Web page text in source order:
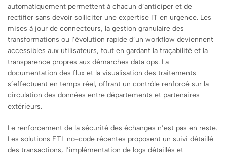
automatiquement permettent à chacun d’anticiper et de
rectifier sans devoir solliciter une expertise IT en urgence. Les
mises à jour de connecteurs, la gestion granulaire des
transformations ou l’évolution rapide d’un workflow deviennent
accessibles aux utilisateurs, tout en gardant la traçabilité et la
transparence propres aux démarches data ops. La
documentation des flux et la visualisation des traitements
s’effectuent en temps réel, offrant un contrôle renforcé sur la
circulation des données entre départements et partenaires
extérieurs.
Le renforcement de la sécurité des échanges n’est pas en reste.
Les solutions ETL no-code récentes proposent un suivi détaillé
des transactions, l’implémentation de logs détaillés et